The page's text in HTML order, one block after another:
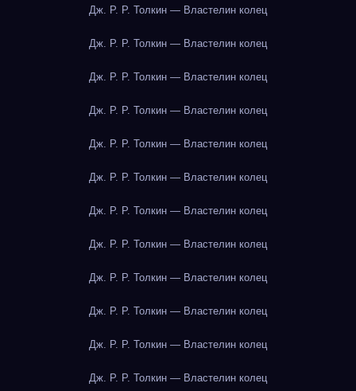
Дж. Р. Р. Толкин — Властелин колец
Дж. Р. Р. Толкин — Властелин колец
Дж. Р. Р. Толкин — Властелин колец
Дж. Р. Р. Толкин — Властелин колец
Дж. Р. Р. Толкин — Властелин колец
Дж. Р. Р. Толкин — Властелин колец
Дж. Р. Р. Толкин — Властелин колец
Дж. Р. Р. Толкин — Властелин колец
Дж. Р. Р. Толкин — Властелин колец
Дж. Р. Р. Толкин — Властелин колец
Дж. Р. Р. Толкин — Властелин колец
Дж. Р. Р. Толкин — Властелин колец